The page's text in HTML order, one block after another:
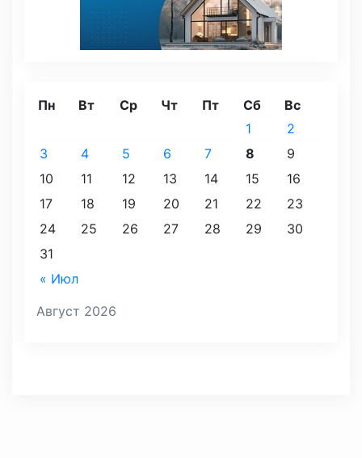
Август 2026
Пн Вт Ср Чт Пт Сб Вс
« Июл
1
2
3
4 5 6 7 8
9
10
11 12 13 14 15
16
17
18 19 20 21 22
23
24
25 26 27 28 29
30
31